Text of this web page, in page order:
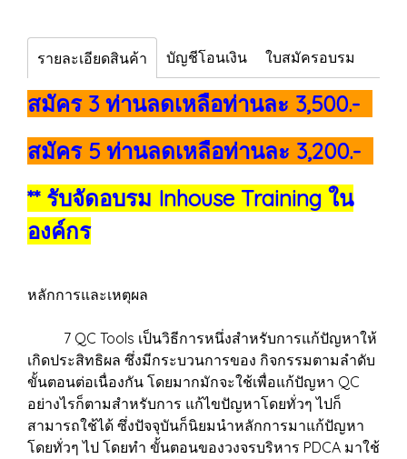
รายละเอียดสินค้า บัญชีโอนเงิน ใบสมัครอบรม
สมัคร 3 ท่านลดเหลือท่านละ 3,500.-
สมัคร 5 ท่านลดเหลือท่านละ 3,200.-
** รับจัดอบรม Inhouse Training ใน
องค์กร
หลักการและเหตุผล
7 QC Tools เป็นวิธีการหนึ่งสำหรับการแก้ปัญหาให้
เกิดประสิทธิผล ซึ่งมีกระบวนการของ กิจกรรมตามลำดับ
ขั้นตอนต่อเนื่องกัน โดยมากมักจะใช้เพื่อแก้ปัญหา QC
อย่างไรก็ตามสำหรับการ แก้ไขปัญหาโดยทั่วๆ ไปก็
สามารถใช้ได้ ซึ่งปัจจุบันก็นิยมนำหลักการมาแก้ปัญหา
โดยทั่วๆ ไป โดยทำ ขั้นตอนของวงจรบริหาร PDCA มาใช้